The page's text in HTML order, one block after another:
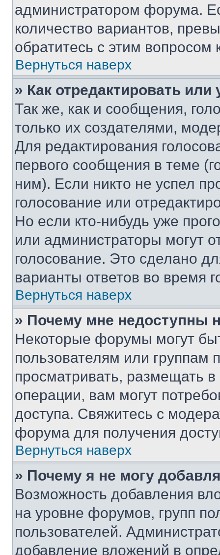
администратором форума.
количество вариантов,
обратитесь с этим вопросом
Вернуться наверх
» Как отредактировать
Так же, как и сообщения,
только их создателями,
Для редактирования
первого сообщения в теме
ним). Если никто не успел
голосование или
Но если кто-нибудь уже
или администраторы могут
голосование. Это сделано
варианты ответов во время
Вернуться наверх
» Почему мне недоступны
Некоторые форумы могут
пользователям или группам
просматривать, размещать
операции, вам могут
доступа. Свяжитесь с
форума для получения
Вернуться наверх
» Почему я не могу
Возможность добавления
на уровне форумов, групп
пользователей.
добавление вложений в